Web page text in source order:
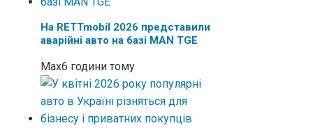
На RETTmobil 2026 представили
аварійні авто на базі MAN TGE
Max6 години тому